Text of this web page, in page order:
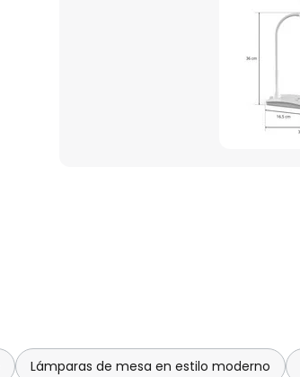
Lámparas de mesa en estilo moderno